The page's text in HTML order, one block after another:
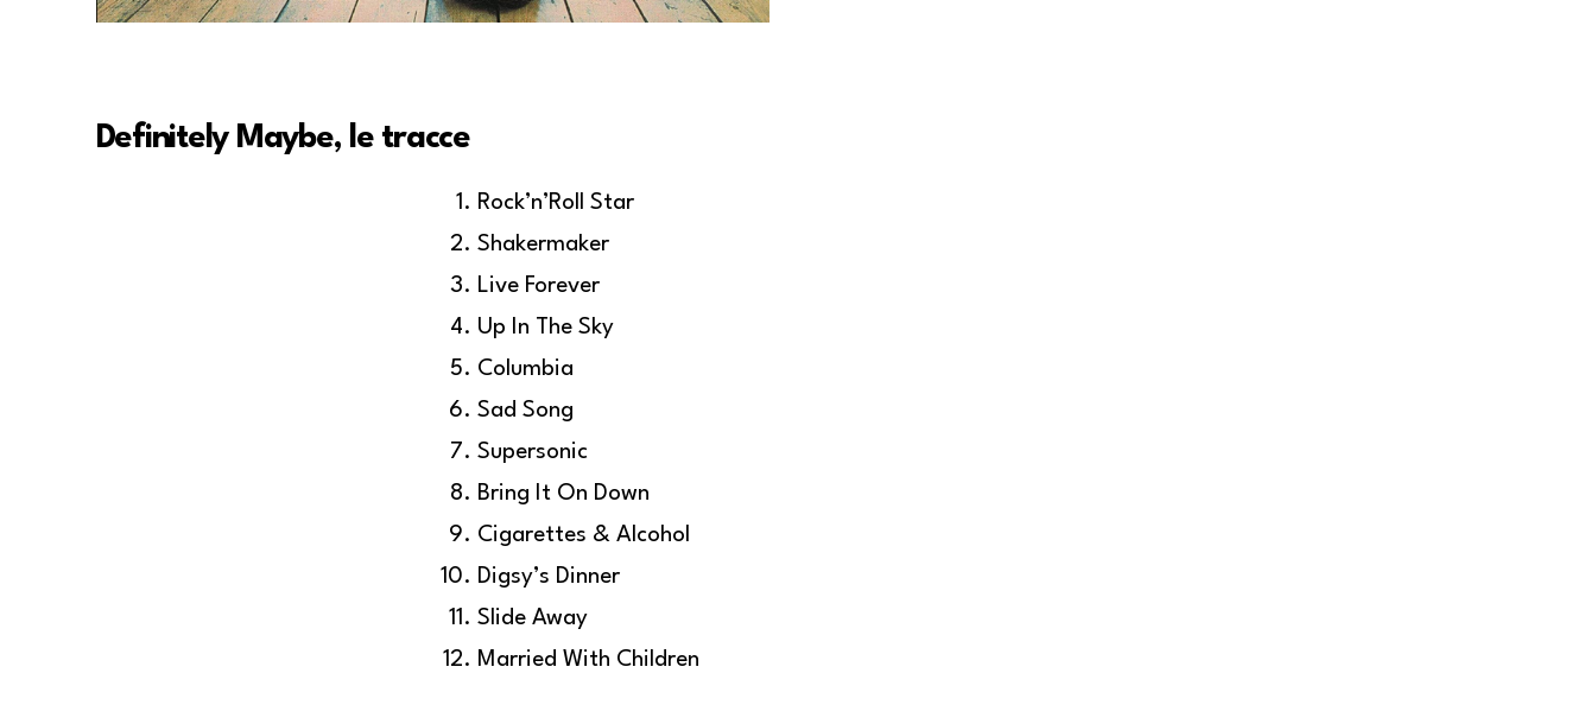
Definitely Maybe, le tracce
Rock’n’Roll Star
Shakermaker
Live Forever
Up In The Sky
Columbia
Sad Song
Supersonic
Bring It On Down
Cigarettes & Alcohol
Digsy’s Dinner
Slide Away
Married With Children